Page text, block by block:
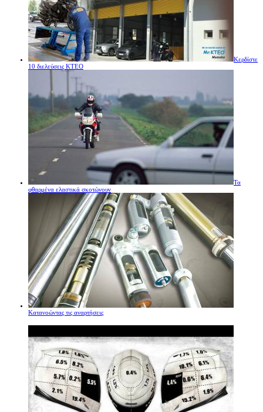
Κερδίστε
10 διελεύσεις ΚΤΕΟ
Τα
φθαρμένα ελαστικά σκοτώνουν
Κατανοώντας τις αναρτήσεις